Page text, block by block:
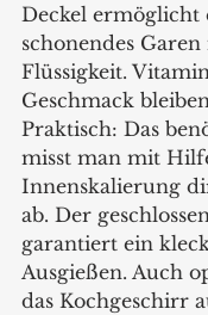
Deckel ermöglicht
schonendes
Flüssigkeit.
Geschmack
Praktisch: Das
misst man mit
Innenskalierung
ab. Der
garantiert ein
Ausgießen. Auch
das Kochgeschirr